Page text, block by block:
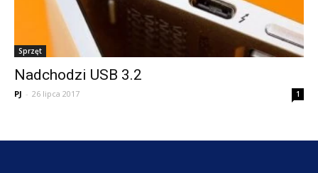
Sprzęt
Nadchodzi USB 3.2
PJ - 26 lipca 2017 1